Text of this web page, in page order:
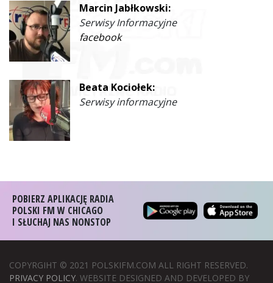
Ewa Malinowski:
Współprowadząca
facebook
Janusz Bosowski:
Prezenter
POBIERZ APLIKACJĘ RADIA
POLSKI FM W CHICAGO
I SŁUCHAJ NAS NONSTOP
COPYRGIHT © 2021 POLSKIFM.COM ALL RIGHT RESERVED.
PRIVACY POLICY. WEBSITE DESIGNED AND DEVELOPED BY